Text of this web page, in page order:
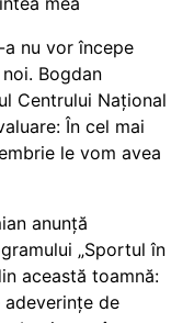
a nu vor începe
Bogdan
Centrului Național
În cel mai
le vom avea
anunță
„Sportul în
această toamnă:
de